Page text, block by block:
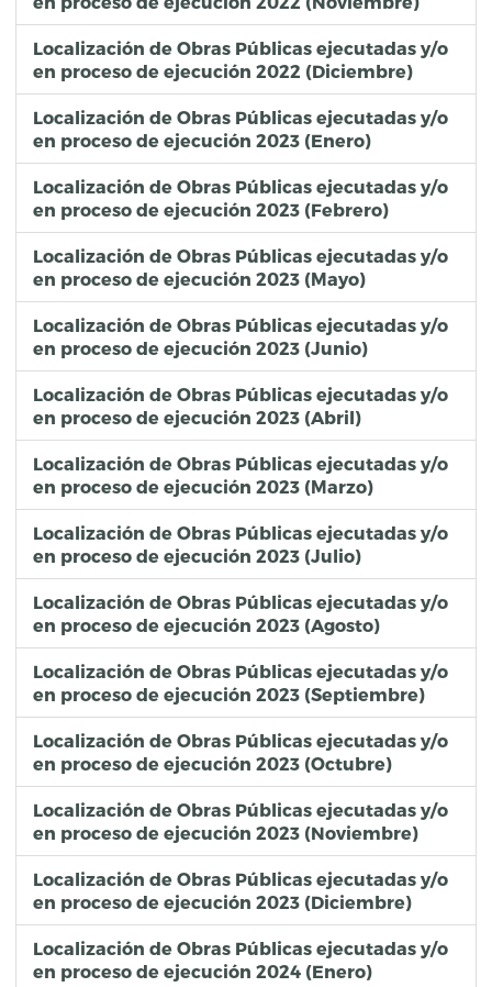
Localización de Obras Públicas ejecutadas y/o
en proceso de ejecución 2022 (Diciembre)
Localización de Obras Públicas ejecutadas y/o
en proceso de ejecución 2023 (Enero)
Localización de Obras Públicas ejecutadas y/o
en proceso de ejecución 2023 (Febrero)
Localización de Obras Públicas ejecutadas y/o
en proceso de ejecución 2023 (Mayo)
Localización de Obras Públicas ejecutadas y/o
en proceso de ejecución 2023 (Junio)
Localización de Obras Públicas ejecutadas y/o
en proceso de ejecución 2023 (Abril)
Localización de Obras Públicas ejecutadas y/o
en proceso de ejecución 2023 (Marzo)
Localización de Obras Públicas ejecutadas y/o
en proceso de ejecución 2023 (Julio)
Localización de Obras Públicas ejecutadas y/o
en proceso de ejecución 2023 (Agosto)
Localización de Obras Públicas ejecutadas y/o
en proceso de ejecución 2023 (Septiembre)
Localización de Obras Públicas ejecutadas y/o
en proceso de ejecución 2023 (Octubre)
Localización de Obras Públicas ejecutadas y/o
en proceso de ejecución 2023 (Noviembre)
Localización de Obras Públicas ejecutadas y/o
en proceso de ejecución 2023 (Diciembre)
Localización de Obras Públicas ejecutadas y/o
en proceso de ejecución 2024 (Enero)